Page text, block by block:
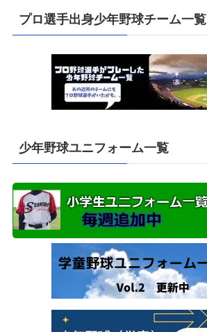
プロ選手出身少年野球チーム一覧
少年野球ユニフォーム一覧